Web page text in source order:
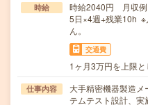
時給
時給2040円 月収例
5日×4週+残業10h ※
ん。
交通費
1ヶ月3万円を上限
仕事内容
大手精密機器製造
テムテスト設計、